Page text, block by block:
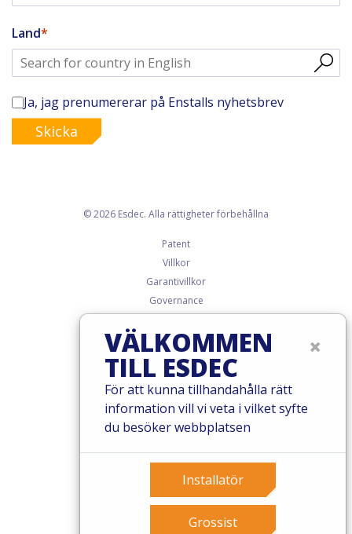
Land
Ja, jag prenumererar på Enstalls nyhetsbrev
Skicka
© 2026 Esdec. Alla rättigheter förbehållna
Patent
Villkor
Garantivillkor
Governance
Privacy policy
×
VÄLKOMMEN
TILL ESDEC
För att kunna tillhandahålla rätt
information vill vi veta i vilket syfte
du besöker webbplatsen
Installatör
Grossist